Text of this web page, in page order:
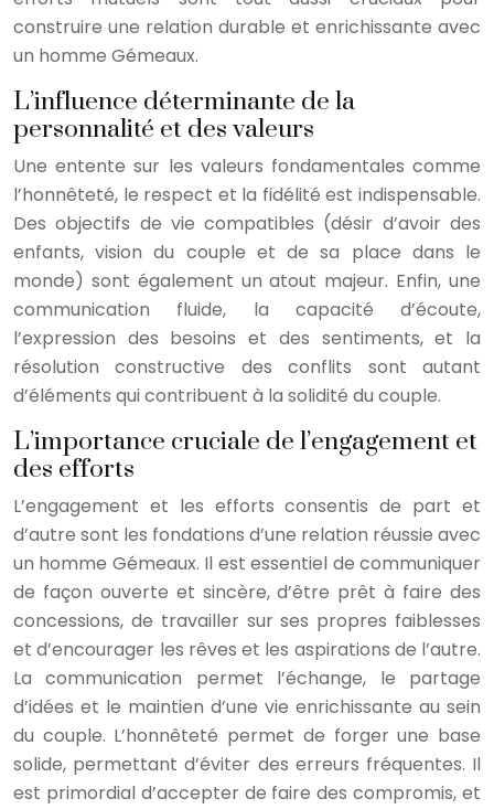
construire une relation durable et enrichissante avec
un homme Gémeaux.
L’influence déterminante de la
personnalité et des valeurs
Une entente sur les valeurs fondamentales comme
l’honnêteté, le respect et la fidélité est indispensable.
Des objectifs de vie compatibles (désir d’avoir des
enfants, vision du couple et de sa place dans le
monde) sont également un atout majeur. Enfin, une
communication fluide, la capacité d’écoute,
l’expression des besoins et des sentiments, et la
résolution constructive des conflits sont autant
d’éléments qui contribuent à la solidité du couple.
L’importance cruciale de l’engagement et
des efforts
L’engagement et les efforts consentis de part et
d’autre sont les fondations d’une relation réussie avec
un homme Gémeaux. Il est essentiel de communiquer
de façon ouverte et sincère, d’être prêt à faire des
concessions, de travailler sur ses propres faiblesses
et d’encourager les rêves et les aspirations de l’autre.
La communication permet l’échange, le partage
d’idées et le maintien d’une vie enrichissante au sein
du couple. L’honnêteté permet de forger une base
solide, permettant d’éviter des erreurs fréquentes. Il
est primordial d’accepter de faire des compromis, et